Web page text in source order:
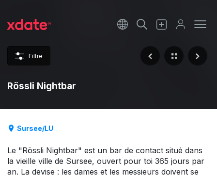
Filtre
Rössli Nightbar
Sursee/LU
Le "Rössli Nightbar" est un bar de contact situé dans
la vieille ville de Sursee, ouvert pour toi 365 jours par
an. La devise : les dames et les messieurs doivent se